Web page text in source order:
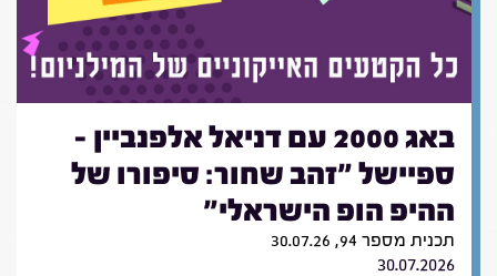
באג 2000 עם דניאל אלפנביין -
ספיישל "זהב שחור: סיפורו של
ההיפ הופ הישראלי"
תכנית מספר 94, 30.07.26
30.07.2026